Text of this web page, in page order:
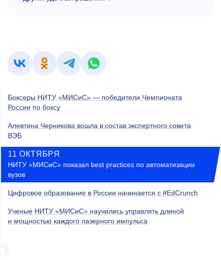
Боксеры НИТУ «МИСиС» — победители Чемпионата
России по боксу
Алевтина Черникова вошла в состав экспертного совета
ВЭБ
11 ОКТЯБРЯ
НИТУ «МИСиС» показал best practices по автоматизации
вузов
Цифровое образование в России начинается с #EdCrunch
Ученые НИТУ «МИСиС» научились управлять длиной
и мощностью каждого лазерного импульса